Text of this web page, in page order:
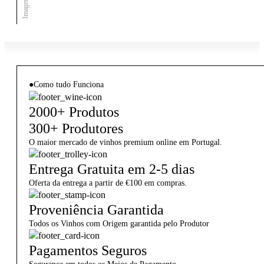
●Como tudo Funciona
2000+ Produtos
300+ Produtores
O maior mercado de vinhos premium online em Portugal.
Entrega Gratuita em 2-5 dias
Oferta da entrega a partir de €100 em compras.
Proveniência Garantida
Todos os Vinhos com Origem garantida pelo Produtor
Pagamentos Seguros